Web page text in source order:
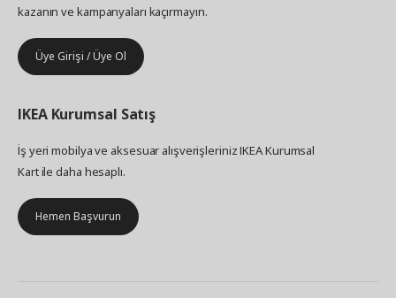
kazanın ve kampanyaları kaçırmayın.
Üye Girişi / Üye Ol
IKEA Kurumsal Satış
İş yeri mobilya ve aksesuar alışverişleriniz IKEA Kurumsal
Kart ile daha hesaplı.
Hemen Başvurun